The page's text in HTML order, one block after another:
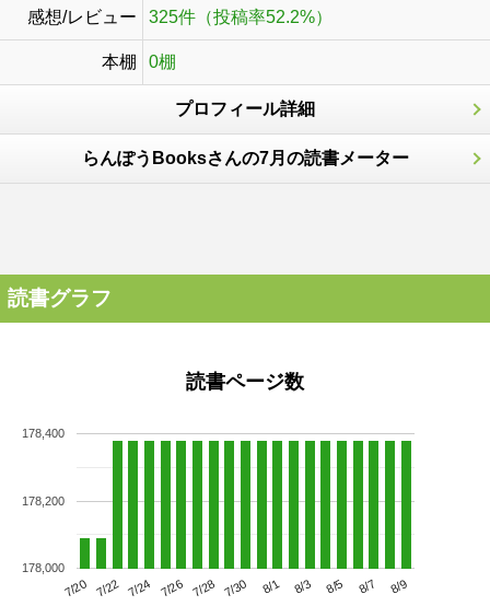
感想/レビュー 325件（投稿率52.2%）
本棚 0棚
プロフィール詳細
らんぽうBooksさんの7月の読書メーター
読書グラフ
読書ページ数
7/20 7/22 7/24 7/26 7/28 7/30 8/1 8/3 8/5 8/7 8/9
178,000
178,200
178,400